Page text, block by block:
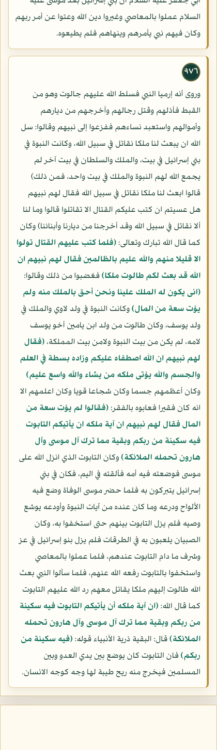
السلام عملوا بالمعاصي وغيروا دين الله وعتوا عن أمر ربهم
وكان فيهم نبي يأمرهم وينهاهم فلم يطيعوه.
٩٧٦
وروى أنه إرميا النبي فسلط الله عليهم جالوت وهو من
القبط فأذلهم وقتل رجالهم وأخرجهم من ديارهم
وأموالهم واستعبد نساءهم ففزعوا إلى نبيهم وقالوا: سل
الله ان يبعث لنا ملكا نقاتل في سبيل الله، وكانت النبوة في
بني إسرائيل في بيت، والملك والسلطان في بيت آخر لم
يجمع الله لهم النبوة والملك في بيت واحد، فمن ذلك)
قالوا ابعث لنا ملكا نقاتل في سبيل الله فقال لهم نبيهم
هل عسيتم ان كتب عليكم القتال الا تقاتلوا قالوا وما لنا
ألا نقاتل في سبيل الله وقد أخرجنا من ديارنا وأبنائنا) وكان
كما قال الله تبارك وتعالى: (فلما كتب عليهم القتال تولوا
الا قليلا منهم والله عليم بالظالمين فقال لهم نبيهم ان
الله قد بعث لكم طالوت ملكا) فغضبوا من ذلك وقالوا:
(انى يكون له الملك علينا ونحن أحق بالملك منه ولم
يؤت سعة من المال)وكانت النبوة في ولد لاوي والملك في
ولد يوسف، وكان طالوت من ولد ابن يامين أخو يوسف
لامه، لم يكن من بيت النبوة ولامن بيت المملكة، (فقال
لهم نبيهم ان الله اصطفاه عليكم وزاده بسطة في العلم
والجسم والله يؤتى ملكه من يشاء والله واسع عليم)
وكان أعظمهم جسما وكان شجاعا قويا وكان اعلمهم الا
انه كان فقيرا فعابوه بالفقر: (فقالوا لم يؤت سعة من
المال فقال لهم نبيهم ان آية ملكه ان يأتيكم التابوت
فيه سكينة من ربكم وبقية مما ترك آل موسى وآل
هارون تحمله الملائكة)وكان التابوت الذي انزل الله على
موسى فوضعته فيه أمه فألقته في اليم، فكان في بني
إسرائيل يتبركون به فلما حضر موسى الوفاة وضع فيه
الألواح ودرعه وما كان عنده من آيات النبوة وأودعه يوشع
وصيه فلم يزل التابوت بينهم حتى استخفوا به، وكان
الصبيان يلعبون به في الطرقات فلم يزل بنو إسرائيل في عز
وشرف ما دام التابوت عندهم، فلما عملوا بالمعاصي
واستخفوا بالتابوت رفعه الله عنهم، فلما سألوا النبي بعث
الله طالوت إليهم ملكا يقاتل معهم رد الله عليهم التابوت
كما قال الله: (ان آية ملكه أن يأتيكم التابوت فيه سكينة
من ربكم وبقية مما ترك آل موسى وآل هارون تحمله
الملائكة) قال: البقية ذرية الأنبياء قوله: (فيه سكينة من
ربكم) فان التابوت كان يوضع بين يدي العدو وبين
المسلمين فيخرج منه ريح طيبة لها وجه كوجه الانسان.